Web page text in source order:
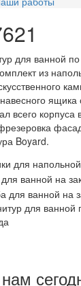
для ванной по
из
всего корпуса
Boyard.